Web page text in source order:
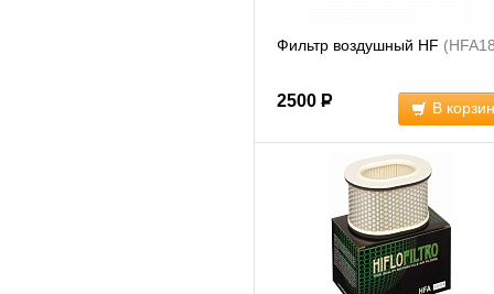
Фильтр воздушный HF
2500 Р В